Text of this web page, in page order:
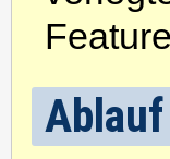
Ablauf